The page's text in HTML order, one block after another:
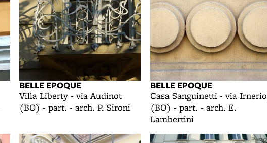
BELLE EPOQUE
Villa Liberty - via Audinot
(BO) - part. - arch. P. Sironi
BELLE EPOQUE
Casa Sanguinetti - via Irnerio
(BO) - part. - arch. E.
Lambertini